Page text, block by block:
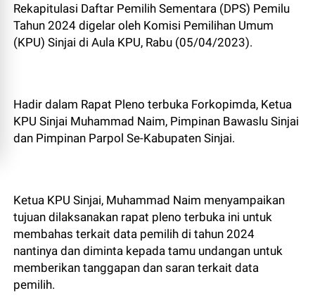
Rekapitulasi Daftar Pemilih Sementara (DPS) Pemilu
Tahun 2024 digelar oleh Komisi Pemilihan Umum
(KPU) Sinjai di Aula KPU, Rabu (05/04/2023).
Hadir dalam Rapat Pleno terbuka Forkopimda, Ketua
KPU Sinjai Muhammad Naim, Pimpinan Bawaslu Sinjai
dan Pimpinan Parpol Se-Kabupaten Sinjai.
Ketua KPU Sinjai, Muhammad Naim menyampaikan
tujuan dilaksanakan rapat pleno terbuka ini untuk
membahas terkait data pemilih di tahun 2024
nantinya dan diminta kepada tamu undangan untuk
memberikan tanggapan dan saran terkait data
pemilih.